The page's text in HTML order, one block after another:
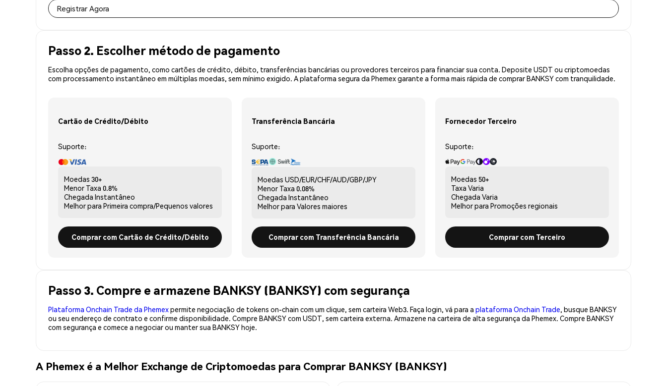
Registrar Agora
Passo 2. Escolher método de pagamento
Escolha opções de pagamento, como cartões de crédito, débito, transferências bancárias ou provedores terceiros para financiar sua conta. Deposite USDT ou criptomoedas
com processamento instantâneo em múltiplas moedas, sem mínimo exigido. A plataforma segura da Phemex garante a forma mais rápida de comprar BANKSY com tranquilidade.
Cartão de Crédito/Débito
Suporte:
Moedas 30+
Menor Taxa 0.8%
Chegada Instantâneo
Melhor para Primeira compra/Pequenos valores
Comprar com Cartão de Crédito/Débito
Transferência Bancária
Suporte:
Moedas USD/EUR/CHF/AUD/GBP/JPY
Menor Taxa 0.08%
Chegada Instantâneo
Melhor para Valores maiores
Comprar com Transferência Bancária
Fornecedor Terceiro
Suporte:
Moedas 50+
Taxa Varia
Chegada Varia
Melhor para Promoções regionais
Comprar com Terceiro
Passo 3. Compre e armazene BANKSY (BANKSY) com segurança
Plataforma Onchain Trade da Phemexpermite negociação de tokens on-chain com um clique, sem carteira Web3. Faça login, vá para a plataforma Onchain Trade, busque BANKSY
ou seu endereço de contrato e confirme disponibilidade. Compre BANKSY com USDT, sem carteira externa. Armazene na carteira de alta segurança da Phemex. Compre BANKSY
com segurança e comece a negociar ou manter sua BANKSY hoje.
A Phemex é a Melhor Exchange de Criptomoedas para Comprar BANKSY (BANKSY)